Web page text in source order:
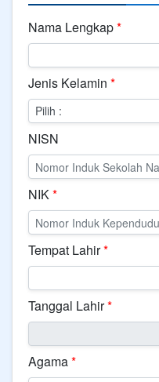
Nama Lengkap*
Jenis Kelamin *
NISN
NIK*
Tempat Lahir*
Tanggal Lahir*
Agama*